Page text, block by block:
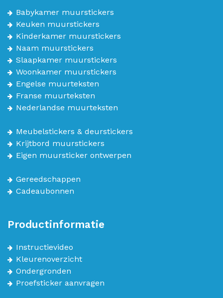
Babykamer muurstickers
Keuken muurstickers
Kinderkamer muurstickers
Naam muurstickers
Slaapkamer muurstickers
Woonkamer muurstickers
Engelse muurteksten
Franse muurteksten
Nederlandse muurteksten
Meubelstickers & deurstickers
Krijtbord muurstickers
Eigen muursticker ontwerpen
Gereedschappen
Cadeaubonnen
Productinformatie
Instructievideo
Kleurenoverzicht
Ondergronden
Proefsticker aanvragen